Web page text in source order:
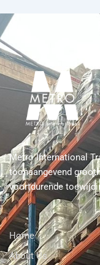
Metro International
toonaangevend
voortdurende
Home
About Us